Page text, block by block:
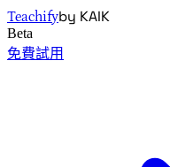
Teachifyby KAIK
Beta
免費試用